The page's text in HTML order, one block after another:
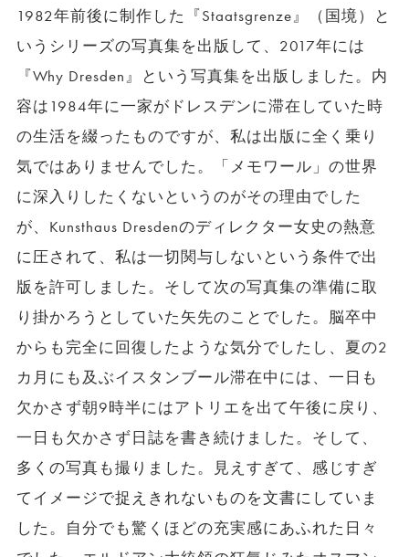
1982年前後に制作した『Staatsgrenze』（国境）と
いうシリーズの写真集を出版して、2017年には
『Why Dresden』という写真集を出版しました。内
容は1984年に一家がドレスデンに滞在していた時
の生活を綴ったものですが、私は出版に全く乗り
気ではありませんでした。「メモワール」の世界
に深入りしたくないというのがその理由でした
が、Kunsthaus Dresdenのディレクター女史の熱意
に圧されて、私は一切関与しないという条件で出
版を許可しました。そして次の写真集の準備に取
り掛かろうとしていた矢先のことでした。脳卒中
からも完全に回復したような気分でしたし、夏の2
カ月にも及ぶイスタンブール滞在中には、一日も
欠かさず朝9時半にはアトリエを出て午後に戻り、
一日も欠かさず日誌を書き続けました。そして、
多くの写真も撮りました。見えすぎて、感じすぎ
てイメージで捉えきれないものを文書にしていま
した。自分でも驚くほどの充実感にあふれた日々